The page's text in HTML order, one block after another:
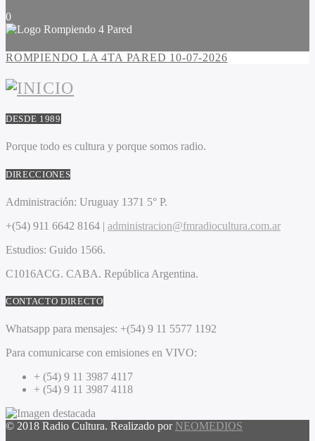
0
ROMPIENDO LA 4TA PARED 10-07-2026
DESDE 1989
Porque todo es cultura y porque somos radio.
DIRECCIONES
Administración: Uruguay 1371 5° P.
+(54) 911 6642 8164 | administracion@fmradiocultura.com.ar
Estudios: Guido 1566.
C1016ACG. CABA. República Argentina.
CONTACTO DIRECTO
Whatsapp para mensajes: +(54) 9 11 5577 1192
Para comunicarse con emisiones en VIVO:
+ (54) 9 11 3987 4117
+ (54) 9 11 3987 4118
© 2018 Radio Cultura. Realizado por NEOMEDIOS